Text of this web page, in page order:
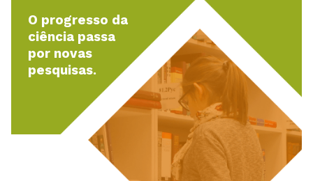
O progresso da
ciência passa
por novas
pesquisas.